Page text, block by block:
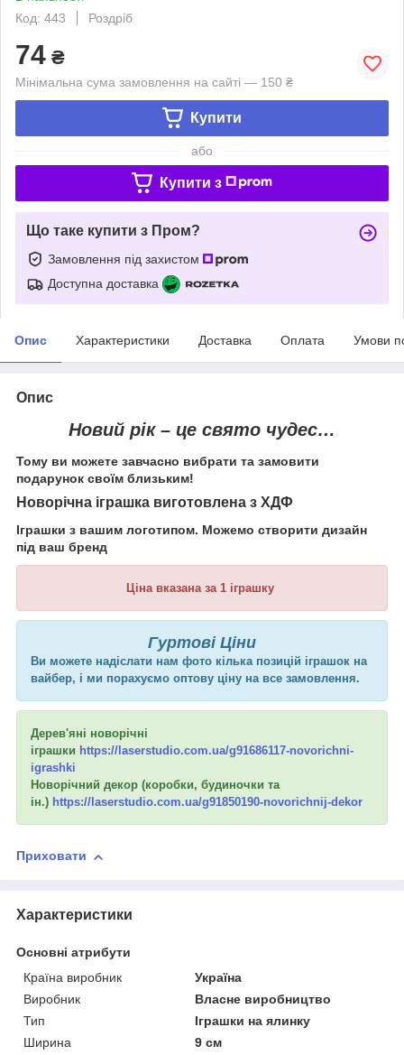
Код: 443
Роздріб
74 ₴
Мінімальна сума замовлення на сайті — 150 ₴
Купити
або
Купити з
Що таке купити з Пром?
Замовлення під захистом
Доступна доставка
Опис Характеристики Доставка Оплата Умови
Опис
Новий рік – це свято чудес…
Тому ви можете завчасно вибрати та замовити
подарунок своїм близьким!
Новорічна іграшка виготовлена з ХДФ
Іграшки з вашим логотипом. Можемо створити дизайн
під ваш бренд
Ціна вказана за 1 іграшку
Гуртові Ціни
Ви можете надіслати нам фото кілька позицій іграшок на
вайбер, і ми порахуємо оптову ціну на все замовлення.
Дерев'яні новорічні
іграшки https://laserstudio.com.ua/g91686117-novorichni-
igrashki
Новорічний декор (коробки, будиночки та
ін.) https://laserstudio.com.ua/g91850190-novorichnij-dekor
Приховати
Характеристики
Основні атрибути
Країна виробник
Україна
Виробник
Власне виробництво
Тип
Іграшки на ялинку
Ширина
9 см